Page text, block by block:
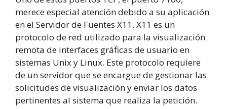
merece especial atención debido a su aplicación
en el Servidor de Fuentes X11. X11 es un
protocolo de red utilizado para la visualización
remota de interfaces gráficas de usuario en
sistemas Unix y Linux. Este protocolo requiere
de un servidor que se encargue de gestionar las
solicitudes de visualización y enviar los datos
pertinentes al sistema que realiza la petición.